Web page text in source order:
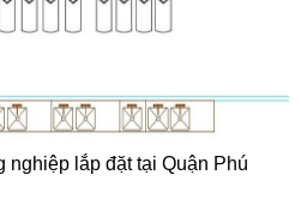
nghiệp lắp đặt tại Quận Phú